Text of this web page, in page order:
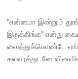
“என்னமா இன்னும்
இருக்கிங்க” என்று
வைத்துக்கொண்டே
கலவரத்துடனே